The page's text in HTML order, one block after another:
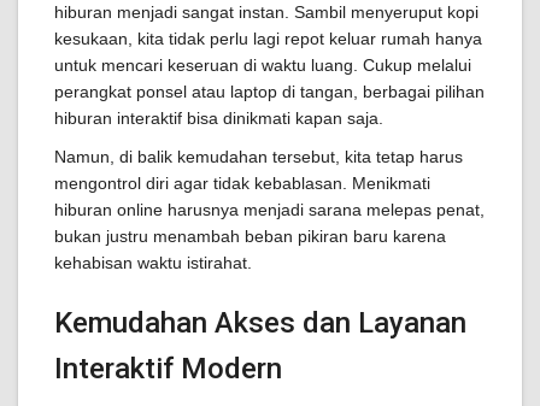
hiburan menjadi sangat instan. Sambil menyeruput kopi
kesukaan, kita tidak perlu lagi repot keluar rumah hanya
untuk mencari keseruan di waktu luang. Cukup melalui
perangkat ponsel atau laptop di tangan, berbagai pilihan
hiburan interaktif bisa dinikmati kapan saja.
Namun, di balik kemudahan tersebut, kita tetap harus
mengontrol diri agar tidak kebablasan. Menikmati
hiburan online harusnya menjadi sarana melepas penat,
bukan justru menambah beban pikiran baru karena
kehabisan waktu istirahat.
Kemudahan Akses dan Layanan
Interaktif Modern